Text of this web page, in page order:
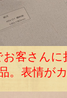
客さん
。表情が